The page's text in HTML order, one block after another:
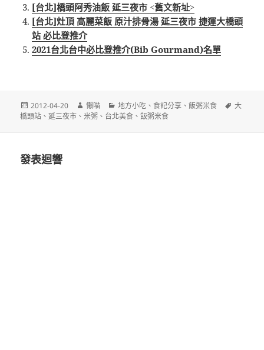
[台北]橋頭阿秀油飯 延三夜市 <舊文新址>
[台北]灶頂 高麗菜飯 原汁排骨湯 延三夜市 捷運大橋頭
站 必比登推介
2021台北台中必比登推介(Bib Gourmand)名單
發
佈
2012-04-20
作
者
懶喵
分
類
地方小吃 、食記分享 、飯粥米食
標
大
橋頭站 、延三夜市 、米粥 、 台北美食 、飯粥米食
發表迴響